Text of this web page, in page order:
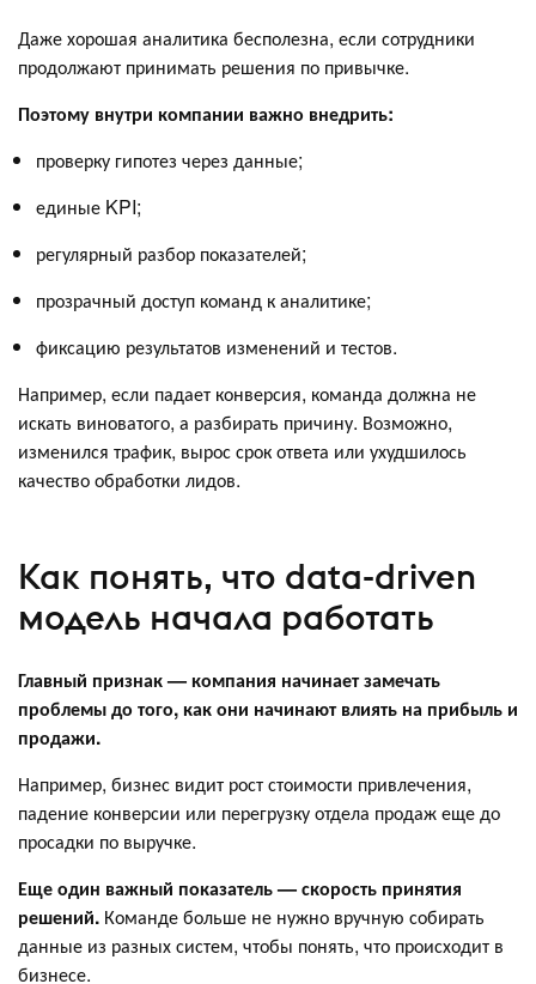
Даже хорошая аналитика бесполезна, если сотрудники
продолжают принимать решения по привычке.
Поэтому внутри компании важно внедрить:
проверку гипотез через данные;
единые KPI;
регулярный разбор показателей;
прозрачный доступ команд к аналитике;
фиксацию результатов изменений и тестов.
Например, если падает конверсия, команда должна не
искать виноватого, а разбирать причину. Возможно,
изменился трафик, вырос срок ответа или ухудшилось
качество обработки лидов.
Как понять, что data-driven
модель начала работать
Главный признак — компания начинает замечать
проблемы до того, как они начинают влиять на прибыль и
продажи.
Например, бизнес видит рост стоимости привлечения,
падение конверсии или перегрузку отдела продаж еще до
просадки по выручке.
Еще один важный показатель — скорость принятия
решений. Команде больше не нужно вручную собирать
данные из разных систем, чтобы понять, что происходит в
бизнесе.